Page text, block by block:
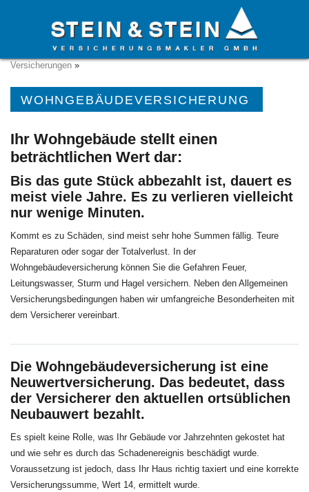
» Versicherungen»Private Versicherungen » Sach-
Versicherungen »
WOHNGEBÄUDEVERSICHERUNG
Ihr Wohngebäude stellt einen
beträchtlichen Wert dar:
Bis das gute Stück abbezahlt ist, dauert es
meist viele Jahre. Es zu verlieren vielleicht
nur wenige Minuten.
Kommt es zu Schäden, sind meist sehr hohe Summen fällig. Teure
Reparaturen oder sogar der Totalverlust. In der
Wohngebäudeversicherung können Sie die Gefahren Feuer,
Leitungswasser, Sturm und Hagel versichern. Neben den Allgemeinen
Versicherungsbedingungen haben wir umfangreiche Besonderheiten mit
dem Versicherer vereinbart.
Die Wohngebäudeversicherung ist eine
Neuwertversicherung. Das bedeutet, dass
der Versicherer den aktuellen ortsüblichen
Neubauwert bezahlt.
Es spielt keine Rolle, was Ihr Gebäude vor Jahrzehnten gekostet hat
und wie sehr es durch das Schadenereignis beschädigt wurde.
Voraussetzung ist jedoch, dass Ihr Haus richtig taxiert und eine korrekte
Versicherungssumme, Wert 14, ermittelt wurde.